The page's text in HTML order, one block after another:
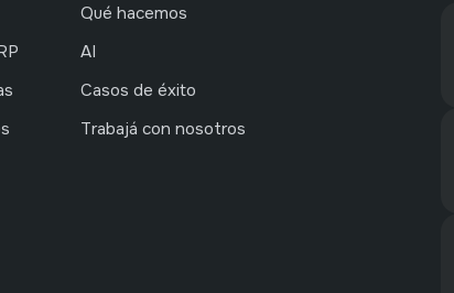
Qué hacemos
AI
Casos de éxito
Trabajá con nosotros